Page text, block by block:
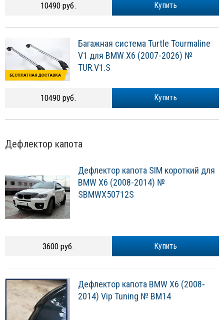
Купить
10490 руб.
Багажная система Turtle Tourmaline
V1 для BMW X6 (2007-2026) №
TUR.V1.S
Купить
10490 руб.
Дефлектор капота
Дефлектор капота SIM короткий для
BMW X6 (2008-2014) №
SBMWX50712S
Купить
3600 руб.
Дефлектор капота BMW X6 (2008-
2014) Vip Tuning № BM14